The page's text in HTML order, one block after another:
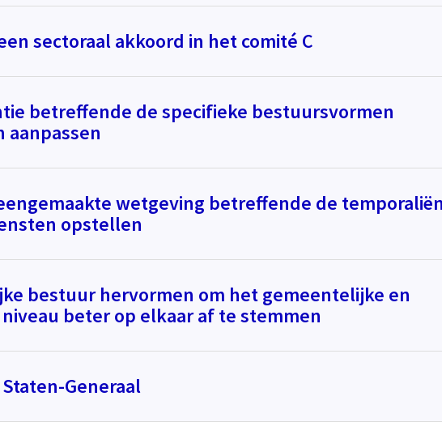
sectoraal akkoord in het comité C
betreffende de specifieke bestuursvormen
aanpassen
wetgeving betreffende de
opstellen
bestuur hervormen om het gemeentelijke en
beter op elkaar af te stemmen
Generaal